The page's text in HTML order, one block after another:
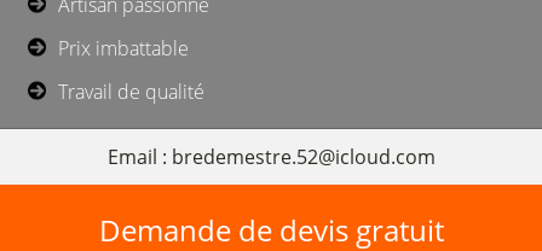
Prix imbattable
Travail de qualité
Email : bredemestre.52@icloud.com
Demande de devis gratuit